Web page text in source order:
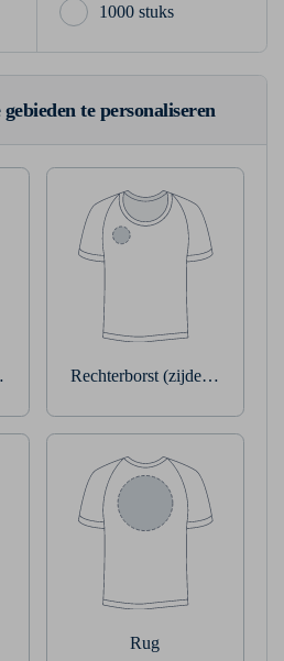
1000 stuks
te personaliseren
Rechterborst (zijde
Rug